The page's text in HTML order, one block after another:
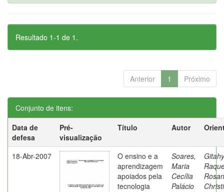
Resultado 1-1 de 1.
Anterior 1 Próximo
Conjunto de itens:
Data de
defesa
Pré-
visualização
Título Autor
18-Abr-2007
O ensino e a
aprendizagem
apoiados pela
tecnologia
Soares,
Maria
Cecília
Palácio
Rosan